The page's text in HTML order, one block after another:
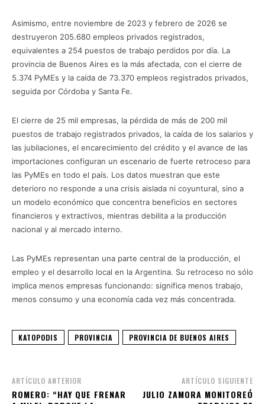
Asimismo, entre noviembre de 2023 y febrero de 2026 se
destruyeron 205.680 empleos privados registrados,
equivalentes a 254 puestos de trabajo perdidos por día. La
provincia de Buenos Aires es la más afectada, con el cierre de
5.374 PyMEs y la caída de 73.370 empleos registrados privados,
seguida por Córdoba y Santa Fe.
El cierre de 25 mil empresas, la pérdida de más de 200 mil
puestos de trabajo registrados privados, la caída de los salarios y
las jubilaciones, el encarecimiento del crédito y el avance de las
importaciones configuran un escenario de fuerte retroceso para
las PyMEs en todo el país. Los datos muestran que este
deterioro no responde a una crisis aislada ni coyuntural, sino a
un modelo económico que concentra beneficios en sectores
financieros y extractivos, mientras debilita a la producción
nacional y al mercado interno.
Las PyMEs representan una parte central de la producción, el
empleo y el desarrollo local en la Argentina. Su retroceso no sólo
implica menos empresas funcionando: significa menos trabajo,
menos consumo y una economía cada vez más concentrada.
KATOPODIS PROVINCIA PROVINCIA DE BUENOS AIRES
ARTÍCULO ANTERIOR
ROMERO: “HAY QUE FRENAR
ARTÍCULO SIGUIENTE
JULIO ZAMORA MONITOREÓ